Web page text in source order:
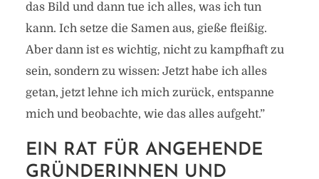
das Bild und dann tue ich alles, was ich tun
kann. Ich setze die Samen aus, gieße fleißig.
Aber dann ist es wichtig, nicht zu kampfhaft zu
sein, sondern zu wissen: Jetzt habe ich alles
getan, jetzt lehne ich mich zurück, entspanne
mich und beobachte, wie das alles aufgeht.”
EIN RAT FÜR ANGEHENDE
GRÜNDERINNEN UND